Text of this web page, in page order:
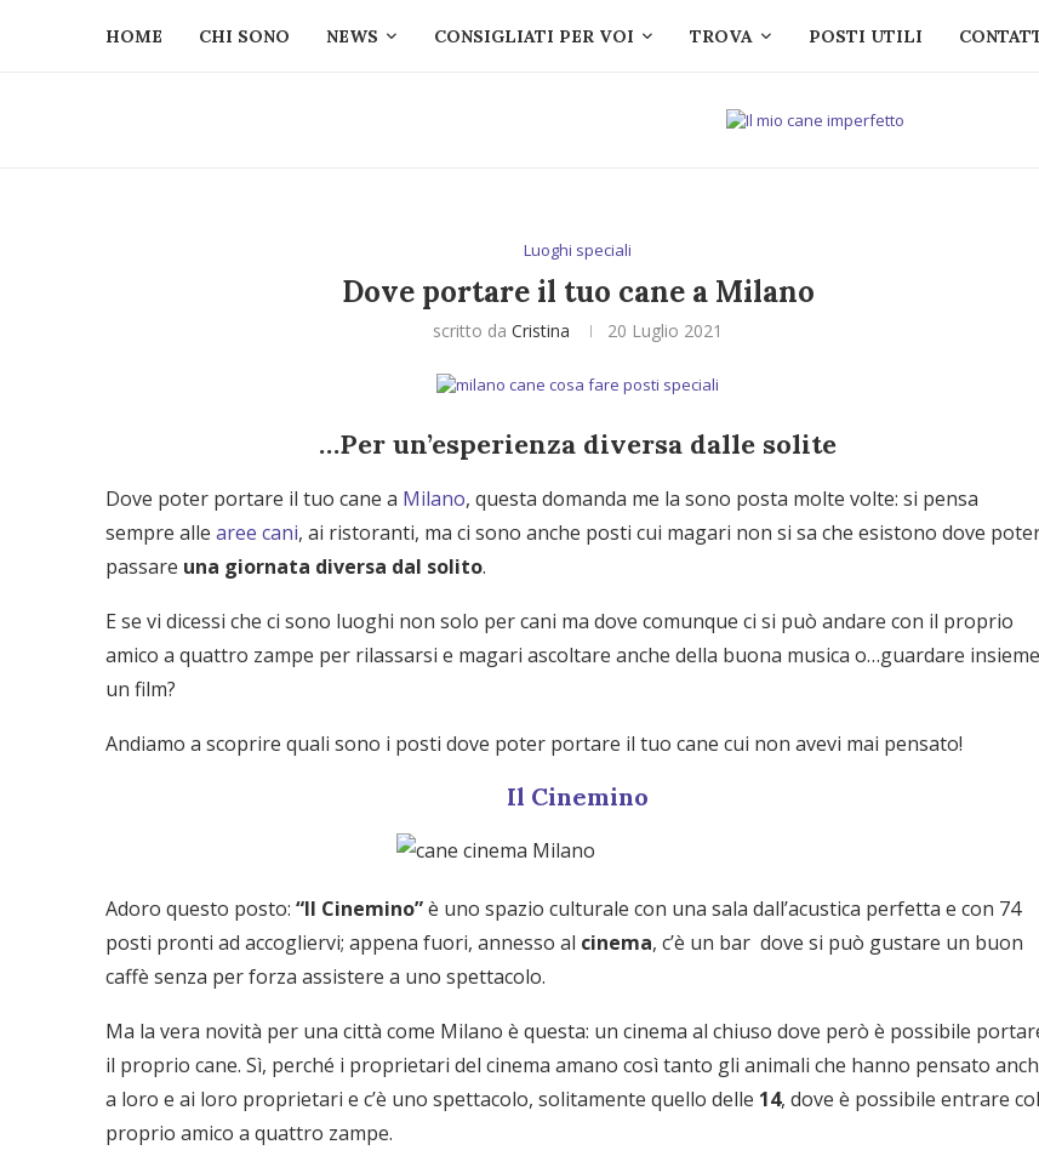
HOME CHI SONO NEWS CONSIGLIATI PER VOI TROVA POSTI UTILI
Luoghi speciali
Dove portare il tuo cane a Milano
scritto daCristina 20 Luglio 2021
…Per un’esperienza diversa dalle solite
Dove poter portare il tuo cane a Milano, questa domanda me la sono posta molte volte: si pensa
sempre alle aree cani, ai ristoranti, ma ci sono anche posti cui magari non si sa che esistono dove
passare una giornata diversa dal solito.
E se vi dicessi che ci sono luoghi non solo per cani ma dove comunque ci si può andare con il proprio
amico a quattro zampe per rilassarsi e magari ascoltare anche della buona musica o…guardare insieme
un film?
Andiamo a scoprire quali sono i posti dove poter portare il tuo cane cui non avevi mai pensato!
Il Cinemino
Adoro questo posto: “Il Cinemino”è uno spazio culturale con una sala dall’acustica perfetta e con 74
posti pronti ad accogliervi; appena fuori, annesso al cinema, c’è un bar dove si può gustare un buon
caffè senza per forza assistere a uno spettacolo.
Ma la vera novità per una città come Milano è questa: un cinema al chiuso dove però è possibile
il proprio cane. Sì, perché i proprietari del cinema amano così tanto gli animali che hanno pensato
a loro e ai loro proprietari e c’è uno spettacolo, solitamente quello delle 14, dove è possibile entrare col
proprio amico a quattro zampe.